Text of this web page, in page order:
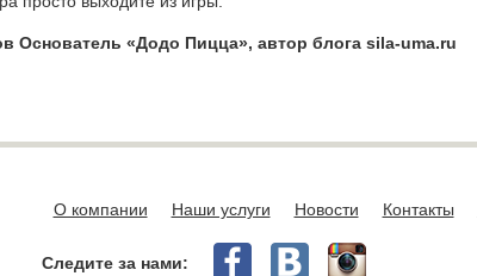
Основатель «Додо Пицца», автор блога sila-uma.ru
О компании Наши услуги Новости Контакты
Следите за нами: